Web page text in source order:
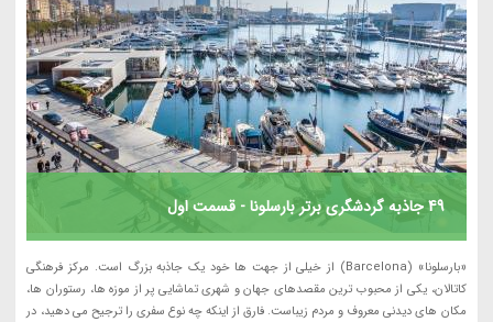
49 جاذبه گردشگری برتر بارسلونا - قسمت اول
«بارسلونا» (Barcelona) از خیلی از جهت ها خود یک جاذبه بزرگ است. مرکز فرهنگی
کاتالان، یکی از محبوب ترین مقصدهای جهان و شهری تماشایی پر از موزه ها، رستوران ها،
مکان های دیدنی معروف و مردم زیباست. فارق از اینکه چه نوع سفری را ترجیح می دهید، در